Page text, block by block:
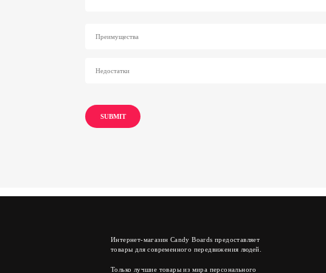
Интернет-магазин Candy Boards предоставляет
товары для современного передвижения людей.
Только лучшие товары из мира персонального